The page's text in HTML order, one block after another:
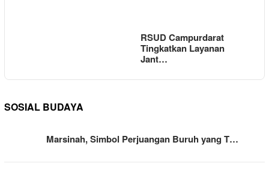
RSUD Campurdarat
Tingkatkan Layanan
Jant…
SOSIAL BUDAYA
Marsinah, Simbol Perjuangan Buruh yang T…